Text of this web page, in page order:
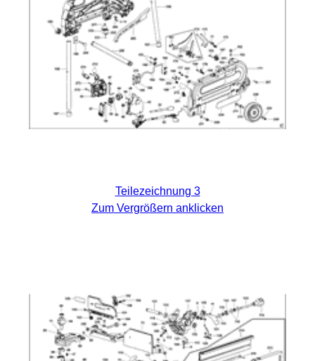
Teilezeichnung 3
Zum Vergrößern anklicken